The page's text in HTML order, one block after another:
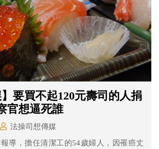
】要買不起120元壽司的人捐
官想逼死誰
法操司想傳媒
導，擔任清潔工的54歲婦人，因罹癌丈